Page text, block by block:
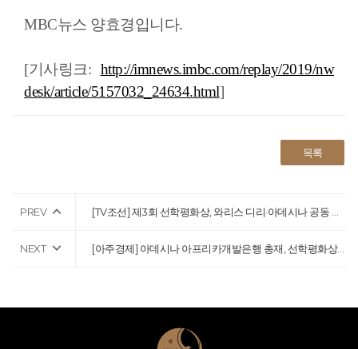
MBC뉴스 양효경입니다.
[기사링크: http://imnews.imbc.com/replay/2019/nw
desk/article/5157032_24634.html]
목록
PREV
NEXT [아주경제] 아데시나 아프리카개발은행 총재, 선학평화상 상금 50만 달러 세계기아퇴치재단에 전액 기부